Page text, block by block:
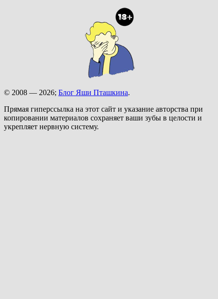
© 2008 — 2026; Блог Яши Пташкина.
Прямая гиперссылка на этот сайт и указание авторства при
копировании материалов сохраняет ваши зубы в целости и
укрепляет нервную систему.